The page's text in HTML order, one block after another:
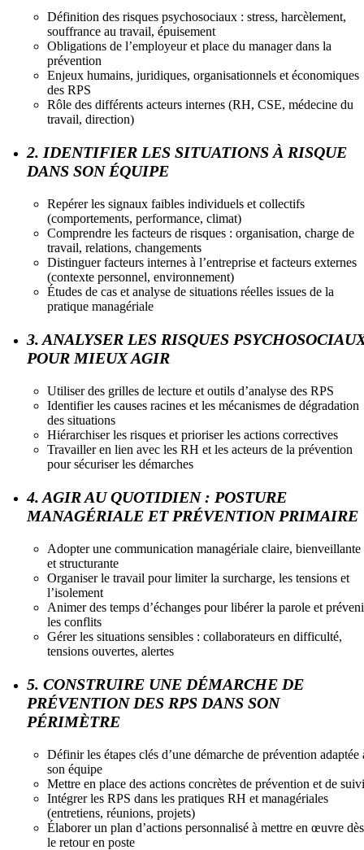
Définition des risques psychosociaux : stress, harcèlement,
souffrance au travail, épuisement
Obligations de l’employeur et place du manager dans la
prévention
Enjeux humains, juridiques, organisationnels et économiques
des RPS
Rôle des différents acteurs internes (RH, CSE, médecine du
travail, direction)
2. IDENTIFIER LES SITUATIONS À RISQUE
DANS SON ÉQUIPE
Repérer les signaux faibles individuels et collectifs
(comportements, performance, climat)
Comprendre les facteurs de risques : organisation, charge de
travail, relations, changements
Distinguer facteurs internes à l’entreprise et facteurs externes
(contexte personnel, environnement)
Études de cas et analyse de situations réelles issues de la
pratique managériale
3. ANALYSER LES RISQUES
POUR MIEUX AGIR
Utiliser des grilles de lecture et outils d’analyse des RPS
Identifier les causes racines et les mécanismes de dégradation
des situations
Hiérarchiser les risques et prioriser les actions correctives
Travailler en lien avec les RH et les acteurs de la prévention
pour sécuriser les démarches
4. AGIR AU QUOTIDIEN : POSTURE
MANAGÉRIALE ET PRÉVENTION PRIMAIRE
Adopter une communication managériale claire, bienveillante
et structurante
Organiser le travail pour limiter la surcharge, les tensions et
l’isolement
Animer des temps d’échanges pour libérer la parole et
les conflits
Gérer les situations sensibles : collaborateurs en difficulté,
tensions ouvertes, alertes
5. CONSTRUIRE UNE DÉMARCHE DE
PRÉVENTION DES RPS DANS SON
PÉRIMÈTRE
Définir les étapes clés d’une démarche de prévention adaptée
son équipe
Mettre en place des actions concrètes de prévention et de suivi
Intégrer les RPS dans les pratiques RH et managériales
(entretiens, réunions, projets)
Élaborer un plan d’actions personnalisé à mettre en œuvre dès
le retour en poste